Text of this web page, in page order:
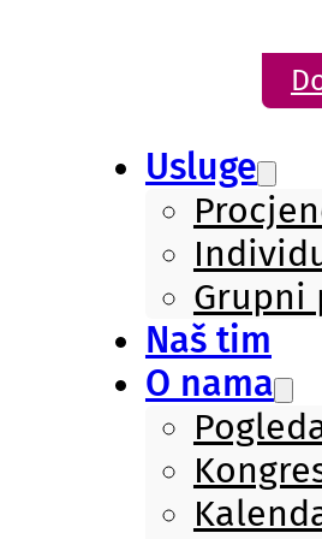
Usluge
Grupni
Naš tim
O nama